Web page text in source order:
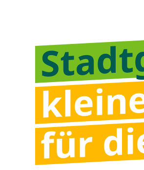
für